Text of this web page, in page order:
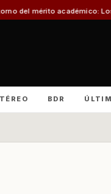
Los cambios que
BDR